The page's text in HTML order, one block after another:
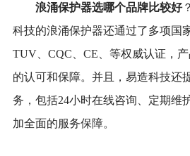
浪涌保护器选哪个品牌比较好
科技的浪涌保护器还通过了多项国
TUV、CQC、CE、等权威认证，
的认可和保障。并且，易造科技还
务，包括24小时在线咨询、定期维
加全面的服务保障。